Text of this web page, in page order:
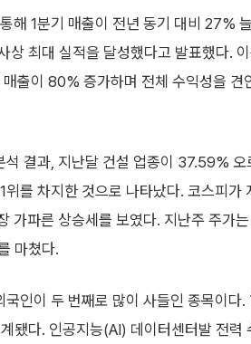
해 1분기 매출이 전년 동기 대비 27%
최대 실적을 달성했다고 발표했다.
매출이 80% 증가하며 전체 수익성을
석 결과, 지난달 건설 업종이 37.59%
위를 차지한 것으로 나타났다. 코스피
가파른 상승세를 보였다. 지난주 주가
마쳤다.
인이 두 번째로 많이 사들인 종목이다
됐다. 인공지능(AI) 데이터센터발 전력